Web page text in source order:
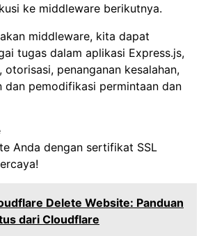
ke middleware berikutnya.
middleware, kita dapat
tugas dalam aplikasi Express.js,
penanganan kesalahan,
dan pemodifikasi permintaan dan
Anda dengan sertifikat SSL
Delete Website: Panduan
dari Cloudflare